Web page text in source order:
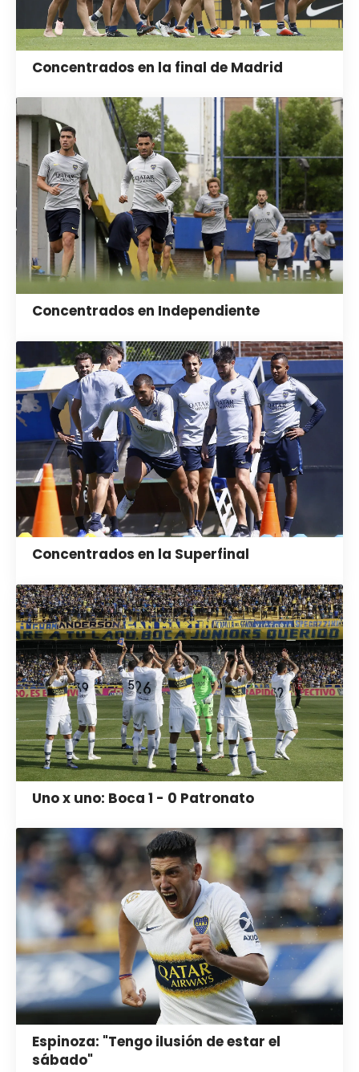
Concentrados en la final de Madrid
Concentrados en Independiente
Concentrados en la Superfinal
Uno x uno: Boca 1 - 0 Patronato
Espinoza: "Tengo ilusión de estar el
sábado"